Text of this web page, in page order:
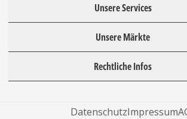
Unsere Services
Unsere Märkte
Rechtliche Infos
DatenschutzImpressum